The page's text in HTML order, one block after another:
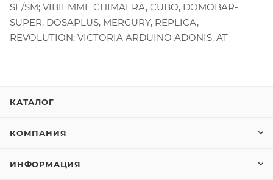
SE/SM; VIBIEMME CHIMAERA, CUBO, DOMOBAR-
SUPER, DOSAPLUS, MERCURY, REPLICA,
REVOLUTION; VICTORIA ARDUINO ADONIS, AT
КАТАЛОГ
КОМПАНИЯ
ИНФОРМАЦИЯ